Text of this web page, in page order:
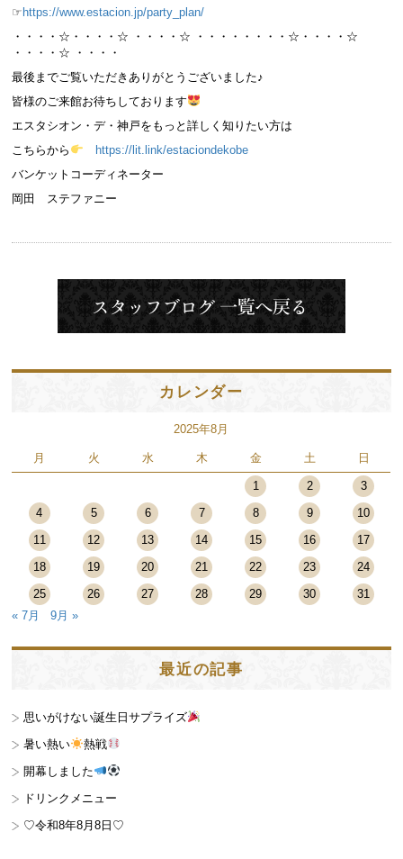
☞ https://www.estacion.jp/party_plan/
・・・・☆・・・・☆ ・・・・☆ ・・・・・・・・☆・・・・☆
・・・・☆ ・・・・
最後までご覧いただきありがとうございました♪
皆様のご来館お待ちしております
エスタシオン・デ・神戸をもっと詳しく知りたい方は
こちらから
https://lit.link/estaciondekobe
バンケットコーディネーター
岡田 ステファニー
カレンダー
2025年8月
月 火 水 木 金 土 日
1 2
3
4
5 6 7 8 9
10
11
12 13 14 15 16
17
18
19 20 21 22 23
24
25
26 27 28 29 30
31
« 7月
9月 »
最近の記事
思いがけない誕生日サプライズ
暑い熱い
熱戦
開幕しました
ドリンクメニュー
♡令和8年8月8日♡